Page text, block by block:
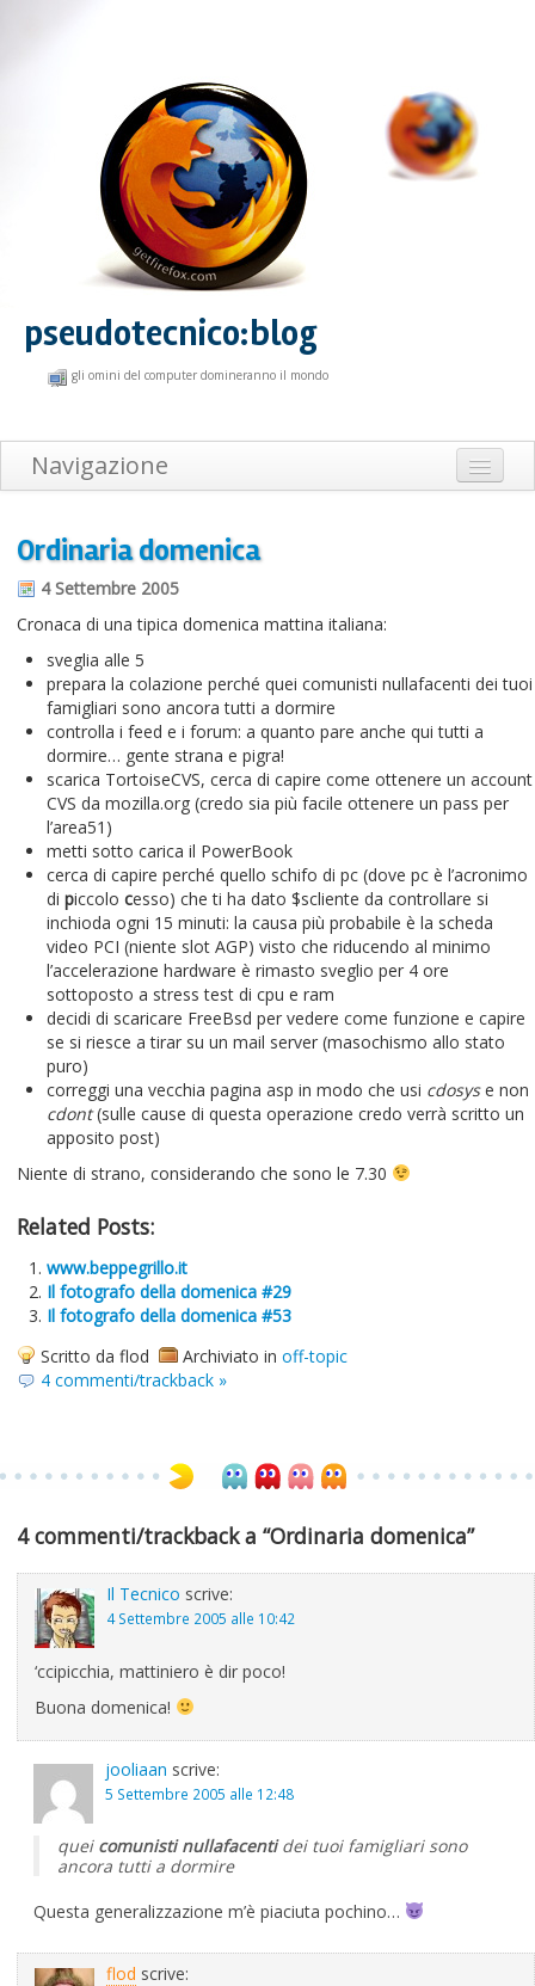
pseudotecnico:blog
gli omini del computer domineranno il mondo
Navigazione
Informazioni sul blog
Varie
Cookie
Ordinaria domenica
4 Settembre 2005
Cronaca di una tipica domenica mattina italiana:
sveglia alle 5
prepara la colazione perché quei comunisti nullafacenti dei tuoi
famigliari sono ancora tutti a dormire
controlla i feed e i forum: a quanto pare anche qui tutti a
dormire… gente strana e pigra!
scarica TortoiseCVS, cerca di capire come ottenere un account
CVS da mozilla.org (credo sia più facile ottenere un pass per
l’area51)
metti sotto carica il PowerBook
cerca di capire perché quello schifo di pc (dove pc è l’acronimo
di piccolo cesso) che ti ha dato $scliente da controllare si
inchioda ogni 15 minuti: la causa più probabile è la scheda
video PCI (niente slot AGP) visto che riducendo al minimo
l’accelerazione hardware è rimasto sveglio per 4 ore
sottoposto a stress test di cpu e ram
decidi di scaricare FreeBsd per vedere come funzione e capire
se si riesce a tirar su un mail server (masochismo allo stato
puro)
correggi una vecchia pagina asp in modo che usi cdosyse non
cdont(sulle cause di questa operazione credo verrà scritto un
apposito post)
Niente di strano, considerando che sono le 7.30
Related Posts:
www.beppegrillo.it
Il fotografo della domenica #29
Il fotografo della domenica #53
Scritto da flod
Archiviato in off-topic
4 commenti/trackback »
4 commenti/trackback a “Ordinaria domenica”
Il Tecnico scrive:
4 Settembre 2005 alle 10:42
‘ccipicchia, mattiniero è dir poco!
Buona domenica!
jooliaan scrive:
5 Settembre 2005 alle 12:48
quei comunisti nullafacentidei tuoi famigliari sono
ancora tutti a dormire
Questa generalizzazione m’è piaciuta pochino…
flod scrive: